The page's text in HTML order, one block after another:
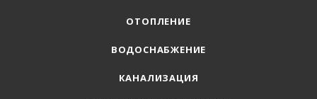
ОТОПЛЕНИЕ
ВОДОСНАБЖЕНИЕ
КАНАЛИЗАЦИЯ